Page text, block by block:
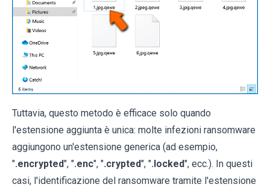
Tuttavia, questo metodo è efficace solo quando
l'estensione aggiunta è unica: molte infezioni ransomware
aggiungono un'estensione generica (ad esempio,
".encrypted", ".enc", ".crypted", ".locked", ecc.). In questi
casi, l'identificazione del ransomware tramite l'estensione